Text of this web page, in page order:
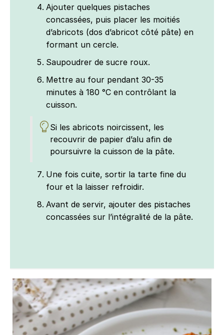
Ajouter quelques pistaches
concassées, puis placer les moitiés
d’abricots (dos d’abricot côté pâte) en
formant un cercle.
Saupoudrer de sucre roux.
Mettre au four pendant 30-35
minutes à 180 °C en contrôlant la
cuisson.
Si les abricots noircissent, les
recouvrir de papier d’alu afin de
poursuivre la cuisson de la pâte.
Une fois cuite, sortir la tarte fine du
four et la laisser refroidir.
Avant de servir, ajouter des pistaches
concassées sur l’intégralité de la pâte.